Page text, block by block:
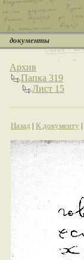
документы
Архив
Папка 319
Лист 15
Назад | К документу |